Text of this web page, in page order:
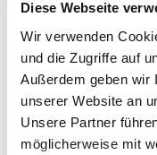
Diese Webseite
Wir verwenden
und die Zugriffe auf
Außerdem geben wir
unserer Website an
Unsere Partner
möglicherweise mit
Die digitale Version
www.oberhavel.de/
oberhavel.de